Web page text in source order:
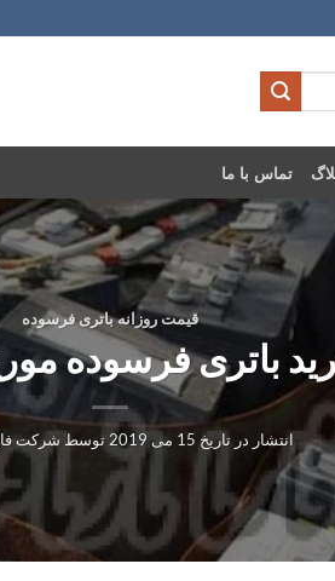
تماس با ما
قیمت روزانه باتری فرسوده
فرسوده مورخ 1398/
انتشار در تاریخ 15 می 2019 توسط شرکت